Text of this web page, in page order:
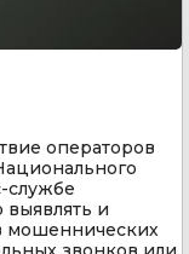
операторов
службе
и
мошеннических